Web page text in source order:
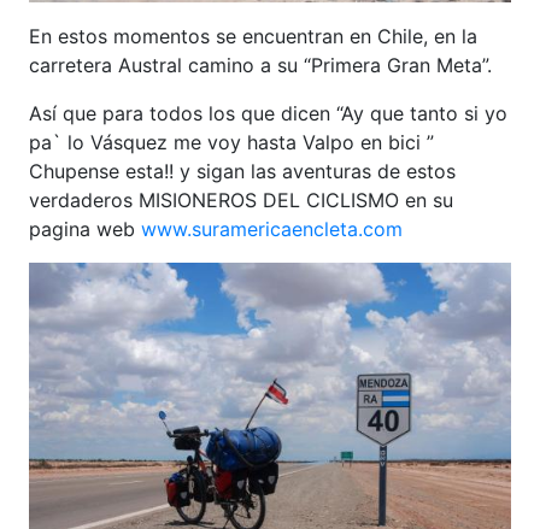
En estos momentos se encuentran en Chile, en la
carretera Austral camino a su “Primera Gran Meta”.
Así que para todos los que dicen “Ay que tanto si yo
pa` lo Vásquez me voy hasta Valpo en bici ”
Chupense esta!! y sigan las aventuras de estos
verdaderos MISIONEROS DEL CICLISMO en su
pagina web www.suramericaencleta.com